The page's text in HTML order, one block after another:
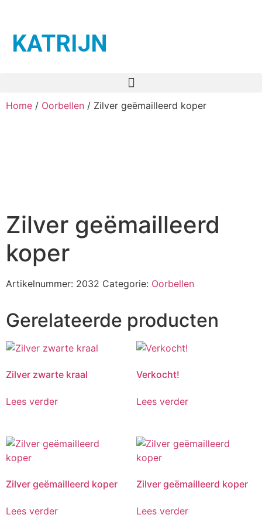
KATRIJN
Home / Oorbellen / Zilver geëmailleerd koper
Zilver geëmailleerd
koper
Artikelnummer: 2032 Categorie: Oorbellen
Gerelateerde producten
Zilver zwarte kraal
Lees verder
Verkocht!
Lees verder
Zilver geëmailleerd koper
Lees verder
Zilver geëmailleerd koper
Lees verder